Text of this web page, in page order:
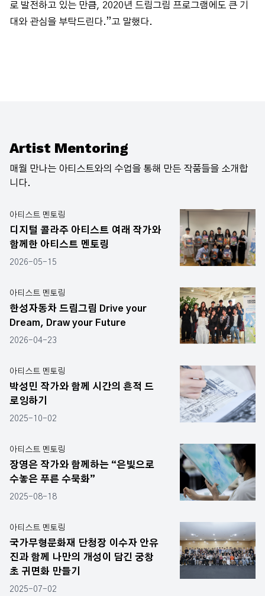
로 발전하고 있는 만큼, 2020년 드림그림 프로그램에도 큰 기
대와 관심을 부탁드린다.”고 말했다.
Artist Mentoring
매월 만나는 아티스트와의 수업을 통해 만든 작품들을 소개합
니다.
아티스트 멘토링
디지털 콜라주 아티스트 여래 작가와
함께한 아티스트 멘토링
2026-05-15
아티스트 멘토링
한성자동차 드림그림 Drive your
Dream, Draw your Future
2026-04-23
아티스트 멘토링
박성민 작가와 함께 시간의 흔적 드
로잉하기
2025-10-02
아티스트 멘토링
장영은 작가와 함께하는 “은빛으로
수놓은 푸른 수묵화”
2025-08-18
아티스트 멘토링
국가무형문화재 단청장 이수자 안유
진과 함께 나만의 개성이 담긴 궁창
초 귀면화 만들기
2025-07-02